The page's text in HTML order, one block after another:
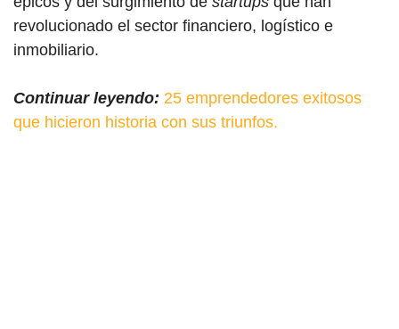
revolucionado el sector financiero, logístico e
inmobiliario.
Continuar leyendo: 25 emprendedores exitosos
que hicieron historia con sus triunfos.